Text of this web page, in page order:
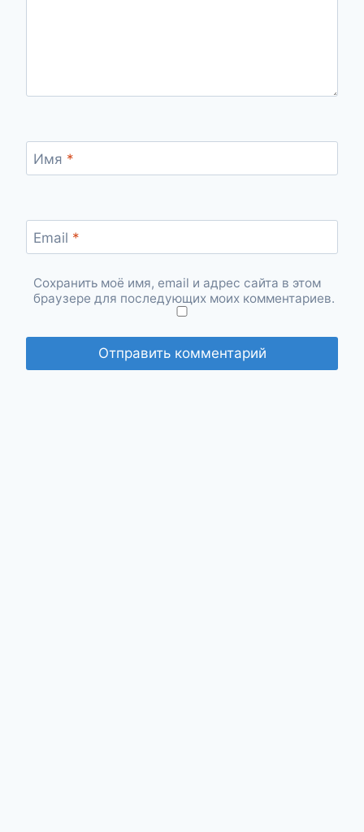
Имя *
Email *
Сохранить моё имя, email и адрес сайта в этом
браузере для последующих моих комментариев.